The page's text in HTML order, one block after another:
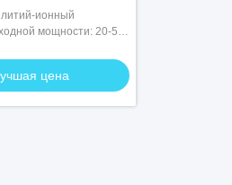
ионный
мощности: 20-50
цена